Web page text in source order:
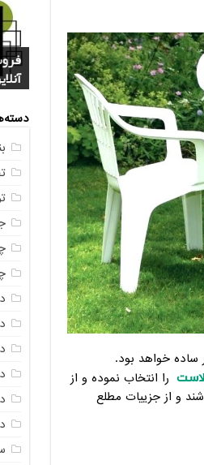
ساده خواهد بود.
را انتخاب نموده و از
و از جزییات مطلع
+